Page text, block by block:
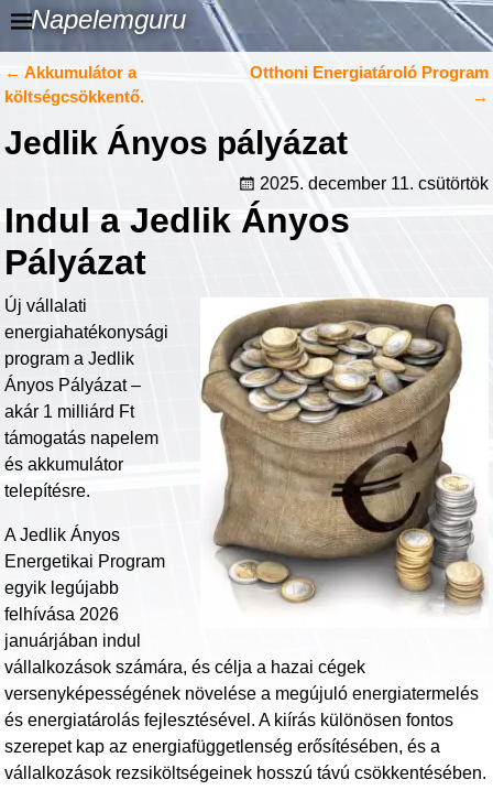
Napelemguru
Bejegyzés navigáció
← Akkumulátor a
költségcsökkentő.
Otthoni Energiatároló Program
→
Jedlik Ányos pályázat
2025. december 11. csütörtök
Indul a Jedlik Ányos
Pályázat
Új vállalati
energiahatékonysági
program a Jedlik
Ányos Pályázat –
akár 1 milliárd Ft
támogatás napelem
és akkumulátor
telepítésre.
A Jedlik Ányos
Energetikai Program
egyik legújabb
felhívása 2026
januárjában indul
vállalkozások számára, és célja a hazai cégek
versenyképességének növelése a megújuló energiatermelés
és energiatárolás fejlesztésével. A kiírás különösen fontos
szerepet kap az energiafüggetlenség erősítésében, és a
vállalkozások rezsiköltségeinek hosszú távú csökkentésében.